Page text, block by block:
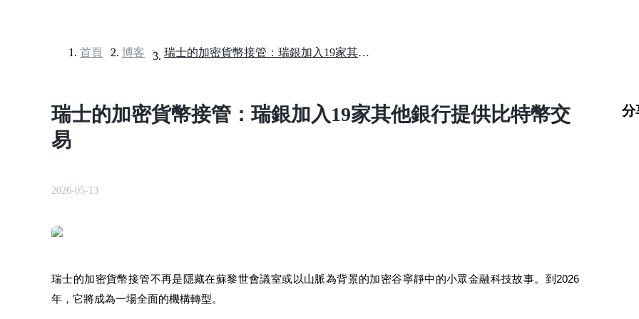
USDT永續
首頁 > 博客 > 瑞士的加密貨幣接管：瑞銀加入19家其他銀行提供比特幣交易
瑞士的加密貨幣接管：瑞銀加入19家其他銀行提供比特幣交
易
2026-05-13
瑞士的加密貨幣接管不再是隱藏在蘇黎世會議室或以山脈為背景的加密谷寧靜中的小眾金融科技故事。到2026
年，它將成為一場全面的機構轉型。
分